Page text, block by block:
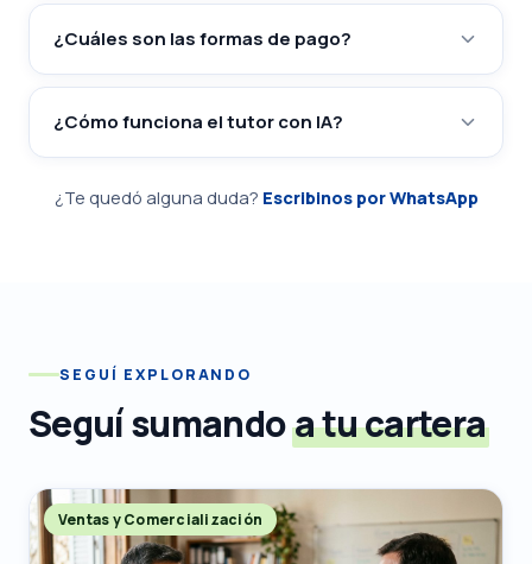
¿Cuáles son las formas de pago?
¿Cómo funciona el tutor con IA?
¿Te quedó alguna duda? Escribinos por WhatsApp
SEGUÍ EXPLORANDO
Seguí sumandoa tu cartera
Ventas y Comercialización